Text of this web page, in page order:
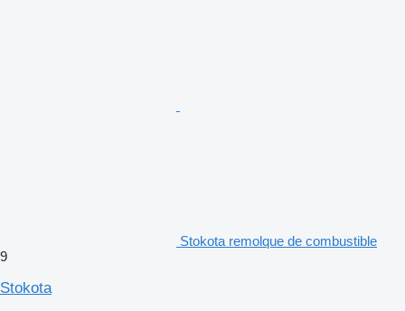
Stokota remolque de combustible
9
Stokota